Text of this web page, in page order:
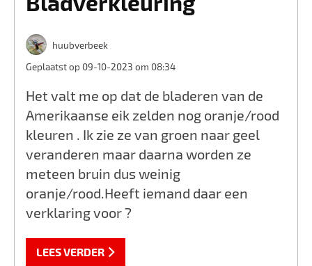
huubverbeek
Geplaatst op 09-10-2023 om 08:34
Het valt me op dat de bladeren van de
Amerikaanse eik zelden nog oranje/rood
kleuren . Ik zie ze van groen naar geel
veranderen maar daarna worden ze
meteen bruin dus weinig
oranje/rood.Heeft iemand daar een
verklaring voor ?
LEES VERDER